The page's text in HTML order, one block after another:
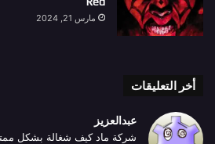
مارس 21, 2024
أخر التعليقات
عبدالعزيز
شركة ماد كيف شغالة بشكل